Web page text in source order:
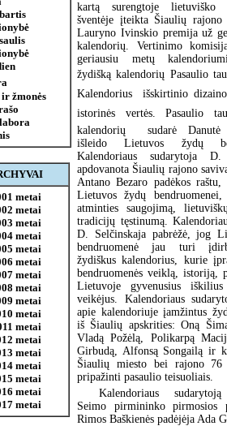
žmonės
metai
metai
metai
metai
metai
metai
metai
metai
metai
metai
metai
metai
metai
metai
metai
metai
metai
kartą surengtoje lietuviško
šventėje įteikta Šiaulių rajono
Lauryno Ivinskio premija už
kalendorių. Vertinimo
geriausiu metų
žydišką kalendorių Pasaulio
Kalendorius  išskirtinio
istorinės vertės. Pasaulio
kalendorių sudarė Danutė
išleido Lietuvos žydų
Kalendoriaus sudarytoja D.
apdovanota Šiaulių rajono
Antano Bezaro padėkos
Lietuvos žydų
atminties saugojimą,
tradicijų tęstinumą.
D. Selčinskaja pabrėžė, jog
bendruomenė jau turi
žydiškus kalendorius, kurie
bendruomenės veiklą, istoriją,
Lietuvoje gyvenusius iškilius
veikėjus. Kalendoriaus
apie kalendoriuje įamžintus
iš Šiaulių apskrities: Oną
Vladą Požėlą, Polikarpą
Girbudą, Alfonsą Songailą ir
Šiaulių miesto bei rajono 76
pripažinti pasaulio teisuoliais.
Kalendoriaus
Seimo pirmininko pirmosios
Rimos Baškienės padėjėja Ada